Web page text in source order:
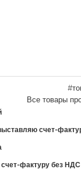
Все товары
счет-
фактуру без НДС